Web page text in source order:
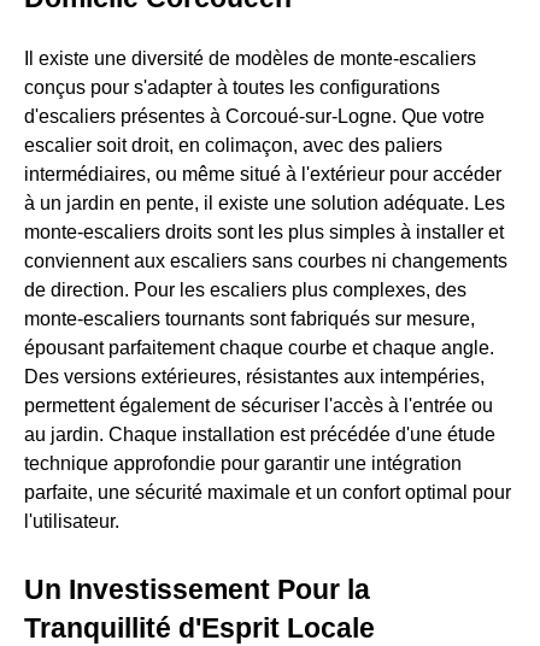
Il existe une diversité de modèles de monte-escaliers
conçus pour s'adapter à toutes les configurations
d'escaliers présentes à Corcoué-sur-Logne. Que votre
escalier soit droit, en colimaçon, avec des paliers
intermédiaires, ou même situé à l'extérieur pour accéder
à un jardin en pente, il existe une solution adéquate. Les
monte-escaliers droits sont les plus simples à installer et
conviennent aux escaliers sans courbes ni changements
de direction. Pour les escaliers plus complexes, des
monte-escaliers tournants sont fabriqués sur mesure,
épousant parfaitement chaque courbe et chaque angle.
Des versions extérieures, résistantes aux intempéries,
permettent également de sécuriser l'accès à l'entrée ou
au jardin. Chaque installation est précédée d'une étude
technique approfondie pour garantir une intégration
parfaite, une sécurité maximale et un confort optimal pour
l'utilisateur.
Un Investissement Pour la
Tranquillité d'Esprit Locale